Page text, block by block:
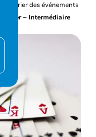
Calendrier des événements
jouer – Intermédiaire